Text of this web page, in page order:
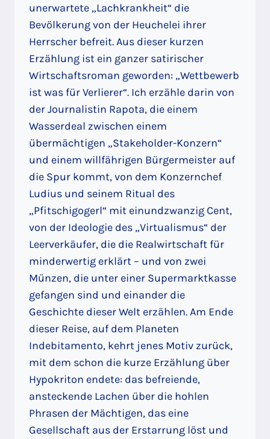
unerwartete „Lachkrankheit“ die
Bevölkerung von der Heuchelei ihrer
Herrscher befreit. Aus dieser kurzen
Erzählung ist ein ganzer satirischer
Wirtschaftsroman geworden: „Wettbewerb
ist was für Verlierer“. Ich erzähle darin von
der Journalistin Rapota, die einem
Wasserdeal zwischen einem
übermächtigen „Stakeholder-Konzern“
und einem willfährigen Bürgermeister auf
die Spur kommt, von dem Konzernchef
Ludius und seinem Ritual des
„Pfitschigogerl“ mit einundzwanzig Cent,
von der Ideologie des „Virtualismus“ der
Leerverkäufer, die die Realwirtschaft für
minderwertig erklärt – und von zwei
Münzen, die unter einer Supermarktkasse
gefangen sind und einander die
Geschichte dieser Welt erzählen. Am Ende
dieser Reise, auf dem Planeten
Indebitamento, kehrt jenes Motiv zurück,
mit dem schon die kurze Erzählung über
Hypokriton endete: das befreiende,
ansteckende Lachen über die hohlen
Phrasen der Mächtigen, das eine
Gesellschaft aus der Erstarrung löst und